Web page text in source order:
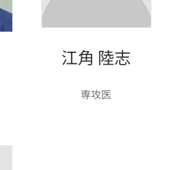
江角 陸志
専攻医